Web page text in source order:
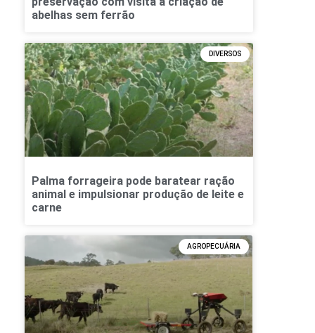
abelhas sem ferrão
DIVERSOS
Palma forrageira pode baratear ração
animal e impulsionar produção de leite e
carne
AGROPECUÁRIA